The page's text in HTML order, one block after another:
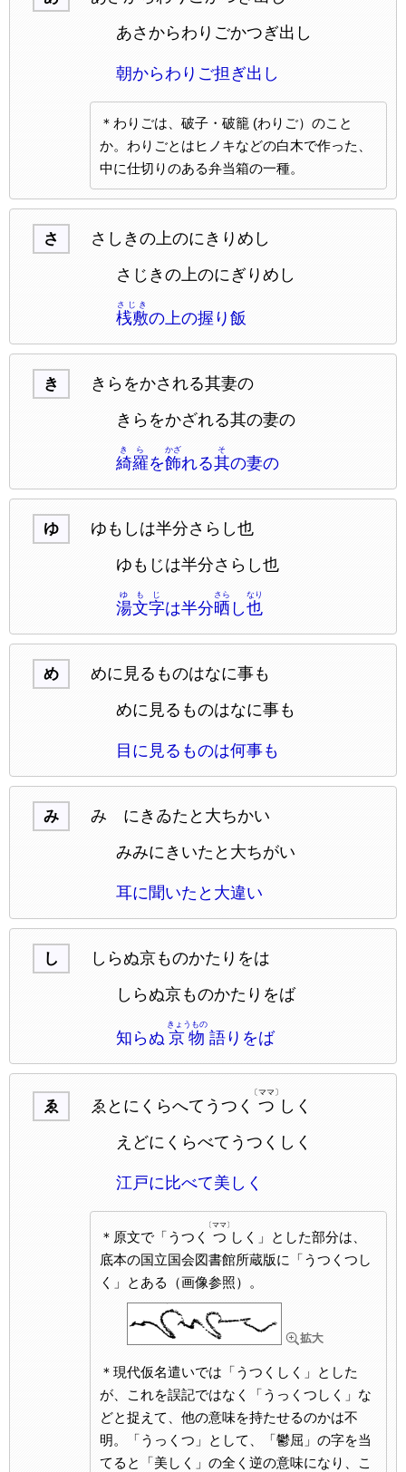
あさからわりごかつぎ出し
朝からわりご担ぎ出し
＊わりごは、破子・破籠 (わりご）のこと
か。わりごとはヒノキなどの白木で作った、
中に仕切りのある弁当箱の一種。
さ
さしきの上のにきりめし
さじきの上のにぎりめし
桟敷
さじき
の上の握り飯
き
きらをかされる其妻の
きらをかざれる其の妻の
綺羅
きら
を飾
かざ
れる其
そ
の妻の
ゆ
ゆもしは半分さらし也
ゆもじは半分さらし也
湯文字
ゆもじ
は半分晒
さら
し也
なり
め
めに見るものはなに事も
めに見るものはなに事も
目に見るものは何事も
み
みゝにきゐたと大ちかい
みみにきいたと大ちがい
耳に聞いたと大違い
し
しらぬ京ものかたりをは
しらぬ京ものかたりをば
知らぬ 京物
きょうもの
語りをば
ゑ ゑとにくらへてうつく つ
〔ママ〕
しく
えどにくらべてうつくしく
江戸に比べて美しく
＊原文で「うつく つ
〔ママ〕
しく」とした部分は、
底本の国立国会図書館所蔵版に「うつくつし
く」とある（画像参照）。
＊現代仮名遣いでは「うつくしく」とした
が、これを誤記ではなく「うっくつしく」な
どと捉えて、他の意味を持たせるのかは不
明。「うっくつ」として、「鬱屈」の字を当
てると「美しく」の全く逆の意味になり、こ